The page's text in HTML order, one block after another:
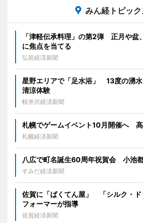
みん経トピック
「津軽伝承料理」の第2弾 正月や盆
に焦点を当てる
弘前経済新聞
星野エリアで「足水浴」 13度の湧
清涼体験
軽井沢経済新聞
札幌でゲームイベント10月開催へ
札幌経済新聞
八広で町名誕生60周年祝賀会 小池
すみだ経済新聞
佐賀に「ばくてん屋」 「シルク・ド
フォーマーが指導
佐賀経済新聞